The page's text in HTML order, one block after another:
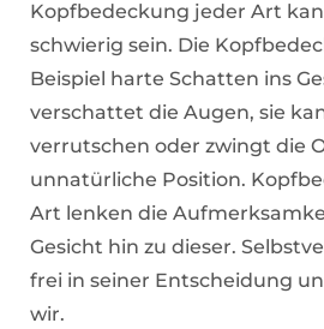
Kopfbedeckung jeder Art
schwierig sein. Die
Beispiel harte Schatten ins
verschattet die Augen, sie
verrutschen oder zwingt die
unnatürliche Position.
Art lenken die
Gesicht hin zu dieser.
frei in seiner Entscheidung
wir.